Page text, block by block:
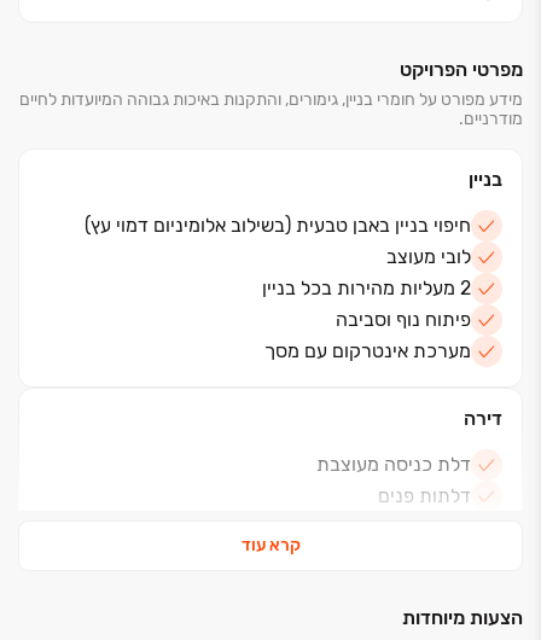
פנאי ומדשאות להנאת המשפחות שיתגוררו בשכונה.
הפרויקט עם נגישות קלה ליציאה מן העיר וקרוב למרכז
העיר.
מפרטי הפרויקט
מידע מפורט על חומרי בניין, גימורים, והתקנות באיכות גבוהה המיועדות לחיים
מודרניים.
בניין
חיפוי בניין באבן טבעית (בשילוב אלומיניום דמוי עץ)
לובי מעוצב
2 מעליות מהירות בכל בניין
פיתוח נוף וסביבה
מערכת אינטרקום עם מסך
דירה
דלת כניסה מעוצבת
דלתות פנים
תריסים חשמליים בסלון ובחדרי השינה
הכנה למיזוג אויר
קרא עוד
הצעות מיוחדות